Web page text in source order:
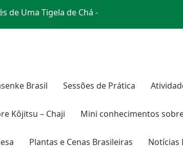
de Uma Tigela de Chá -
Brasil Sessões de Prática
Kôjitsu – Chaji Mini conhecimentos
Plantas e Cenas Brasileiras Notícias